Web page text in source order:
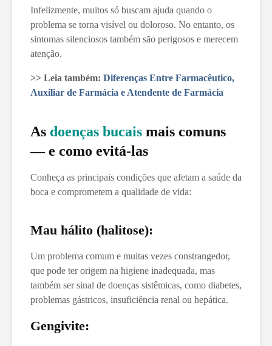
Infelizmente, muitos só buscam ajuda quando o
problema se torna visível ou doloroso. No entanto, os
sintomas silenciosos também são perigosos e merecem
atenção.
>> Leia também: Diferenças Entre Farmacêutico,
Auxiliar de Farmácia e Atendente de Farmácia
As doenças bucais mais comuns
— e como evitá-las
Conheça as principais condições que afetam a saúde da
boca e comprometem a qualidade de vida:
Mau hálito (halitose):
Um problema comum e muitas vezes constrangedor,
que pode ter origem na higiene inadequada, mas
também ser sinal de doenças sistêmicas, como diabetes,
problemas gástricos, insuficiência renal ou hepática.
Gengivite: